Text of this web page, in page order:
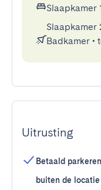
Slaapkamer
Slaapkamer
Badkamer •
Uitrusting
Betaald parkeren
buiten de locatie